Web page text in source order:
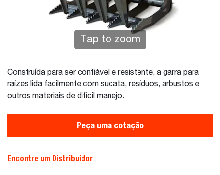
Tap to zoom
Construída para ser confiável e resistente, a garra para
raízes lida facilmente com sucata, resíduos, arbustos e
outros materiais de difícil manejo.
Peça uma cotação
Encontre um Distribuidor